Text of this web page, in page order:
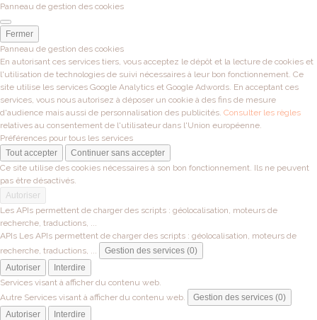
Panneau de gestion des cookies
Fermer
Panneau de gestion des cookies
En autorisant ces services tiers, vous acceptez le dépôt et la lecture de cookies et
l'utilisation de technologies de suivi nécessaires à leur bon fonctionnement. Ce
site utilise les services Google Analytics et Google Adwords. En acceptant ces
services, vous nous autorisez à déposer un cookie à des fins de mesure
d'audience mais aussi de personnalisation des publicités. Consulter les règles
relatives au consentement de l'utilisateur dans l'Union européenne.
Préférences pour tous les services
Tout accepter
Continuer sans accepter
Ce site utilise des cookies nécessaires à son bon fonctionnement. Ils ne peuvent
pas être désactivés.
Autoriser
Les APIs permettent de charger des scripts : géolocalisation, moteurs de
recherche, traductions, ...
APIs Les APIs permettent de charger des scripts : géolocalisation, moteurs de
recherche, traductions, ...
Gestion des services (0)
Autoriser
Interdire
Services visant à afficher du contenu web.
Autre Services visant à afficher du contenu web.
Gestion des services (0)
Autoriser
Interdire